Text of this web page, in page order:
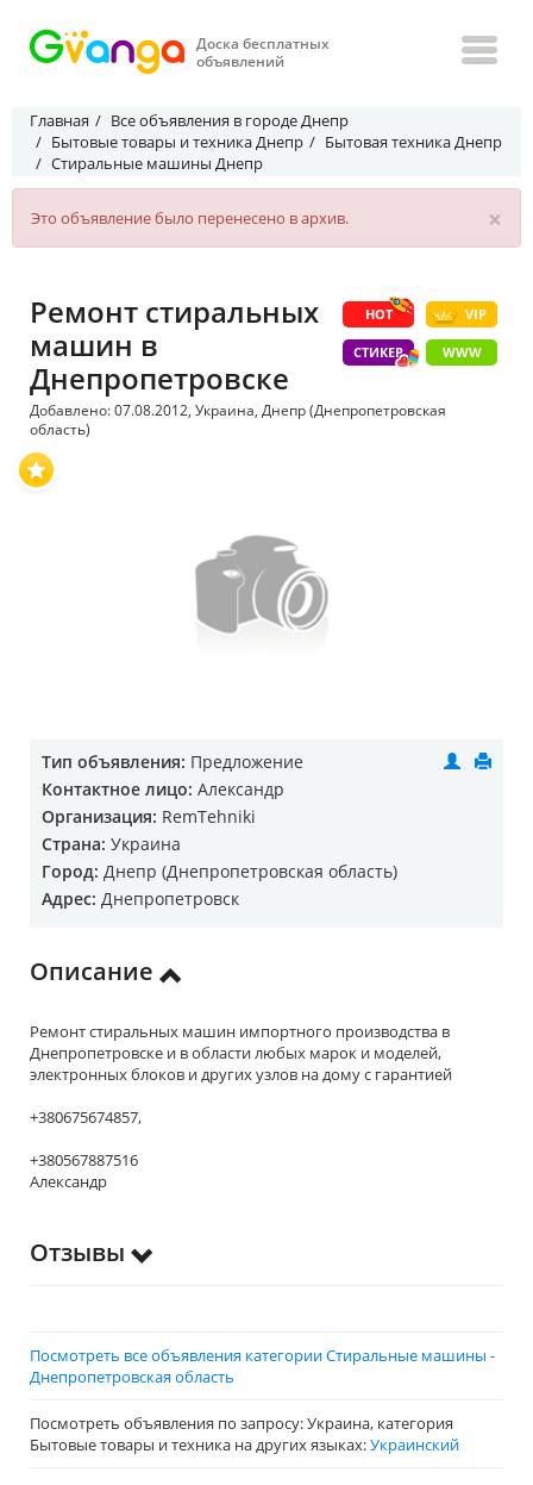
Доска бесплатных
объявлений
Главная
Все объявления в городе Днепр
Бытовые товары и техника Днепр
Бытовая техника Днепр
Стиральные машины Днепр
×
Это объявление было перенесено в архив.
HOT VIP
СТИКЕР WWW
Ремонт стиральных
машин в
Днепропетровске
Добавлено: 07.08.2012, Украина, Днепр (Днепропетровская
область)
Тип объявления: Предложение
Контактное лицо: Александр
Организация: RemTehniki
Страна: Украина
Город: Днепр (Днепропетровская область)
Адрес: Днепропетровск
Описание
Ремонт стиральных машин импортного производства в
Днепропетровске и в области любых марок и моделей,
электронных блоков и других узлов на дому с гарантией
+380675674857,
+380567887516
Александр
Отзывы
Посмотреть все объявления категории Стиральные машины -
Днепропетровская область
Посмотреть объявления по запросу: Украина, категория
Бытовые товары и техника на других языках:Украинский